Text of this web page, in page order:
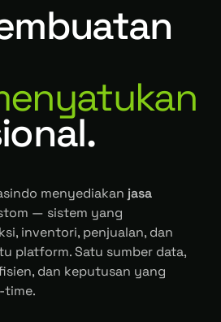
menyediakan jasa
— sistem yang
inventori, penjualan, dan
platform. Satu sumber data,
dan keputusan yang
time.